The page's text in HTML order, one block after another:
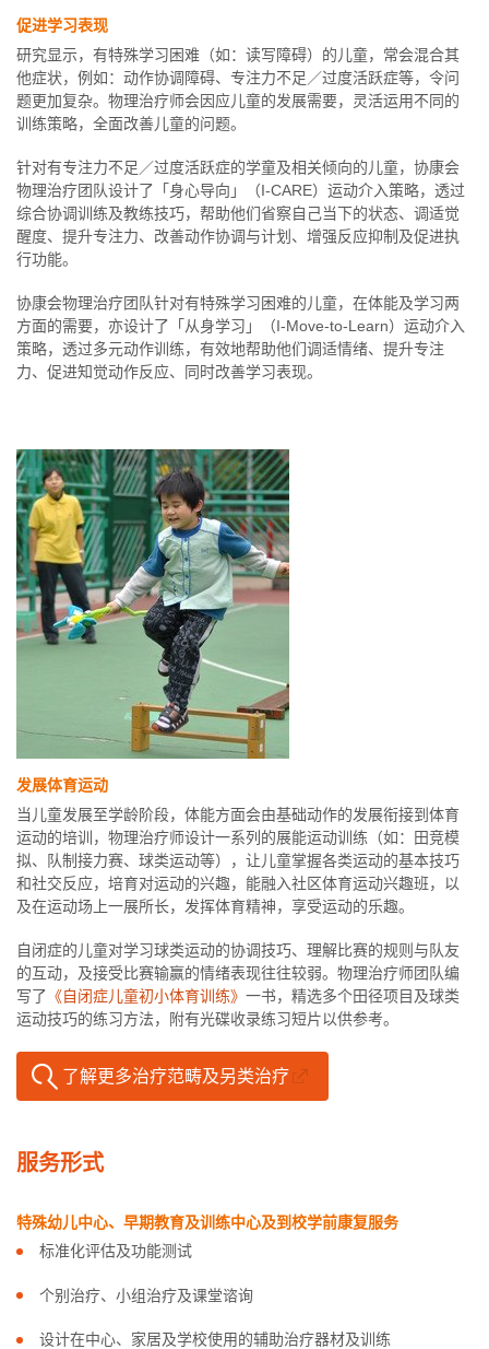
促进学习表现
研究显示，有特殊学习困难（如：读写障碍）的儿童，常会混合其
他症状，例如：动作协调障碍、专注力不足／过度活跃症等，令问
题更加复杂。物理治疗师会因应儿童的发展需要，灵活运用不同的
训练策略，全面改善儿童的问题。
针对有专注力不足／过度活跃症的学童及相关倾向的儿童，协康会
物理治疗团队设计了「身心导向」（I-CARE）运动介入策略，透过
综合协调训练及教练技巧，帮助他们省察自己当下的状态、调适觉
醒度、提升专注力、改善动作协调与计划、增强反应抑制及促进执
行功能。
协康会物理治疗团队针对有特殊学习困难的儿童，在体能及学习两
方面的需要，亦设计了「从身学习」（I-Move-to-Learn）运动介入
策略，透过多元动作训练，有效地帮助他们调适情绪、提升专注
力、促进知觉动作反应、同时改善学习表现。
发展体育运动
当儿童发展至学龄阶段，体能方面会由基础动作的发展衔接到体育
运动的培训，物理治疗师设计一系列的展能运动训练（如：田竞模
拟、队制接力赛、球类运动等），让儿童掌握各类运动的基本技巧
和社交反应，培育对运动的兴趣，能融入社区体育运动兴趣班，以
及在运动场上一展所长，发挥体育精神，享受运动的乐趣。
自闭症的儿童对学习球类运动的协调技巧、理解比赛的规则与队友
的互动，及接受比赛输赢的情绪表现往往较弱。物理治疗师团队编
写了 《自闭症儿童初小体育训练》 一书，精选多个田径项目及球类
运动技巧的练习方法，附有光碟收录练习短片以供参考。
了解更多治疗范畴及另类治疗
服务形式
特殊幼儿中心、早期教育及训练中心及到校学前康复服务
标准化评估及功能测试
个别治疗、小组治疗及课堂谘询
设计在中心、家居及学校使用的辅助治疗器材及训练